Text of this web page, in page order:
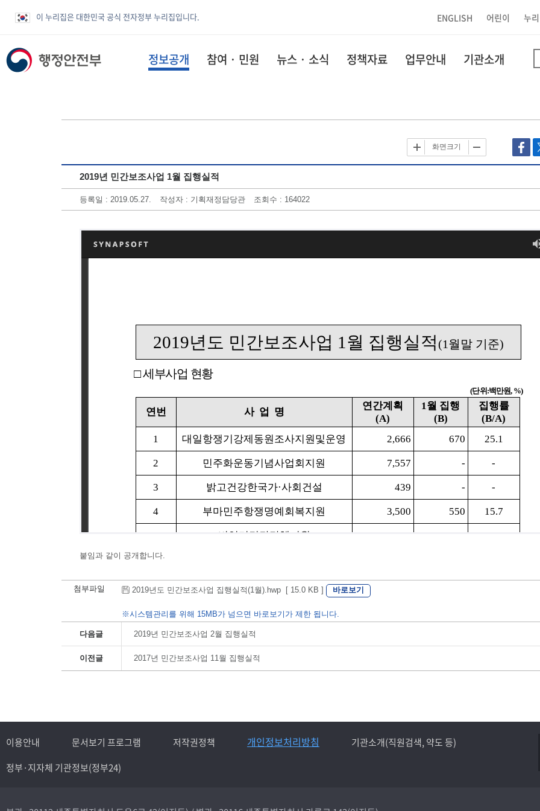
이 누리집은 대한민국 공식 전자정부 누리집입니다. ENGLISH 어린이 누
정보공개 참여 · 민원 뉴스 · 소식 정책자료 업무안내 기관소개
화면크기
2019년 민간보조사업 1월 집행실적
등록일 : 2019.05.27. 작성자 : 기획재정담당관 조회수 : 164022
붙임과 같이 공개합니다.
첨부파일 2019년도 민간보조사업 집행실적(1월).hwp [ 15.0 KB ] 바로보기
※시스템관리를 위해 15MB가 넘으면 바로보기가 제한 됩니다.
다음글 2019년 민간보조사업 2월 집행실적
이전글 2017년 민간보조사업 11월 집행실적
이용안내 문서보기 프로그램 저작권정책 개인정보처리방침
기관소개(직원검색, 약도 등)
정부·지자체 기관정보(정부24)